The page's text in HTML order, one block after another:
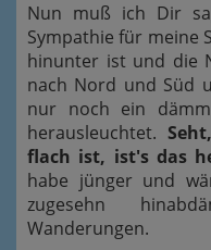
Nun muß ich Dir
Sympathie für meine
hinunter ist und die
nach Nord und Süd
nur noch ein
herausleuchtet.
flach ist, ist's das
habe jünger und
zugesehn
Wanderungen.